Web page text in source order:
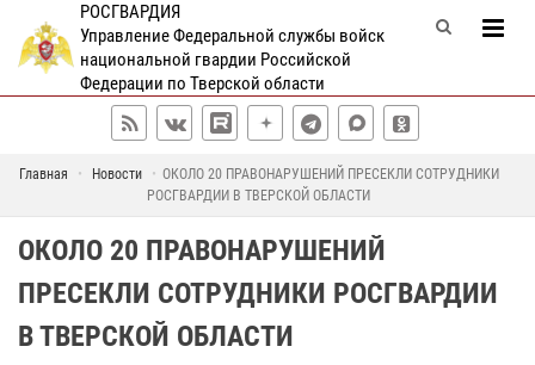
РОСГВАРДИЯ
Управление Федеральной службы войск
национальной гвардии Российской
Федерации по Тверской области
Главная Новости
ОКОЛО 20 ПРАВОНАРУШЕНИЙ ПРЕСЕКЛИ СОТРУДНИКИ
РОСГВАРДИИ В ТВЕРСКОЙ ОБЛАСТИ
ОКОЛО 20 ПРАВОНАРУШЕНИЙ
ПРЕСЕКЛИ СОТРУДНИКИ РОСГВАРДИИ
В ТВЕРСКОЙ ОБЛАСТИ